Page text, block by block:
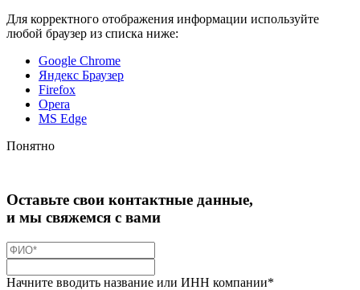
Для корректного отображения информации используйте
любой браузер из списка ниже:
Google Chrome
Яндекс Браузер
Firefox
Opera
MS Edge
Понятно
Оставьте свои контактные данные,
и мы свяжемся с вами
Начните вводить название или ИНН компании*